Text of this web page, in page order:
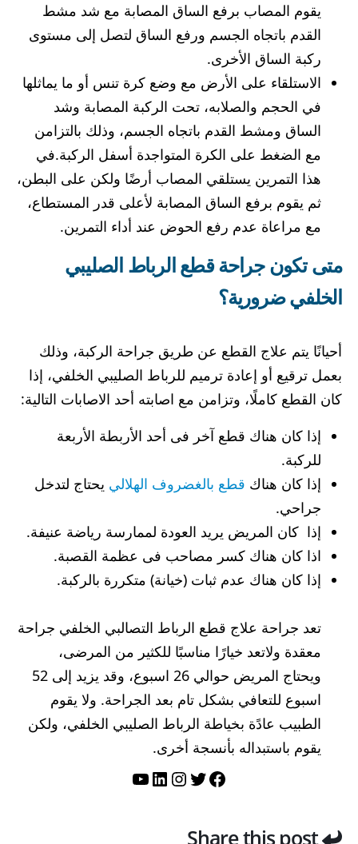
يقوم المصاب برفع الساق المصابة مع شد مشط
القدم باتجاه الجسم ورفع الساق لتصل إلى مستوى
ركبة الساق الأخرى.
الاستلقاء على الأرض مع وضع كرة تنس أو ما يماثلها
في الحجم والصلابه، تحت الركبة المصابة وشد
الساق ومشط القدم باتجاه الجسم، وذلك بالتزامن
مع الضغط على الكرة المتواجدة أسفل الركبة.في
هذا التمرين يستلقي المصاب أرضًا ولكن على البطن،
ثم يقوم برفع الساق المصابة لأعلى قدر المستطاع،
مع مراعاة عدم رفع الحوض عند أداء التمرين.
متى تكون جراحة قطع الرباط الصليبي
الخلفي ضرورية؟
أحيانًا يتم علاج القطع عن طريق جراحة الركبة، وذلك
بعمل ترقيع أو إعادة ترميم للرباط الصليبي الخلفي، إذا
كان القطع كاملًا، وتزامن مع اصابته أحد الاصابات التالية:
إذا كان هناك قطع آخر فى أحد الأربطة الأربعة
للركبة.
إذا كان هناك قطع بالغضروف الهلالي يحتاج لتدخل
جراحي.
إذا كان المريض يريد العودة لممارسة رياضة عنيفة.
اذا كان هناك كسر مصاحب فى عظمة القصبة.
إذا كان هناك عدم ثبات (خيانة) متكررة بالركبة.
تعد جراحة علاج قطع الرباط التصالبي الخلفي جراحة
معقدة ولاتعد خيارًا مناسبًا للكثير من المرضى،
ويحتاج المريض حوالي 26 اسبوع، وقد يزيد إلى 52
اسبوع للتعافي بشكل تام بعد الجراحة. ولا يقوم
الطبيب عادًة بخياطة الرباط الصليبي الخلفي، ولكن
يقوم باستبداله بأنسجة أخرى.
فيسبوك
تويترإنستجرام
لينكد إنيوتيوب
Share this post